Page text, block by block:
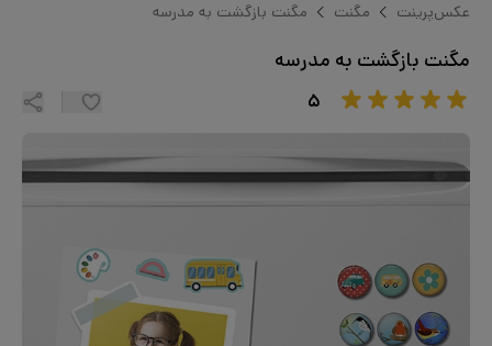
عکس‌پرینت مگنت مگنت بازگشت به مدرسه
مگنت بازگشت به مدرسه
۵